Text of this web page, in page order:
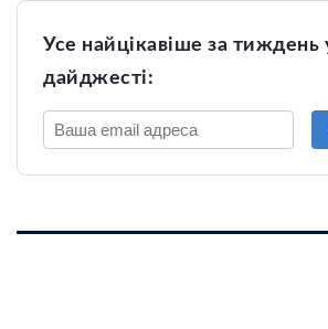
Усе найцікавіше за
дайджесті: